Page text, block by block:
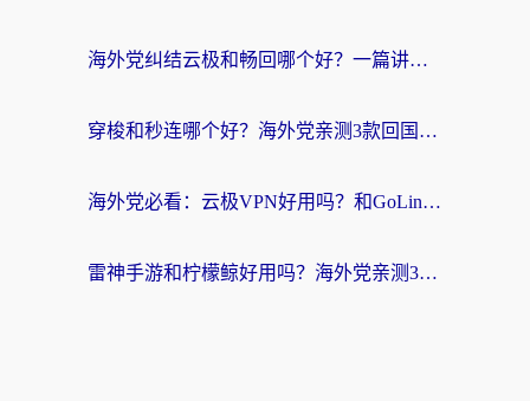
海外党纠结云极和畅回哪个好？一篇讲透回国加速器怎么选（附避坑指南）
穿梭和秒连哪个好？海外党亲测3款回国加速器，教你在国外正常浏览国内网站
海外党必看：云极VPN好用吗？和GoLinkVPN对比哪个回国效果更好？附真实体验指南
雷神手游和柠檬鲸好用吗？海外党亲测3款回国加速器，教你避开破解VPN坑